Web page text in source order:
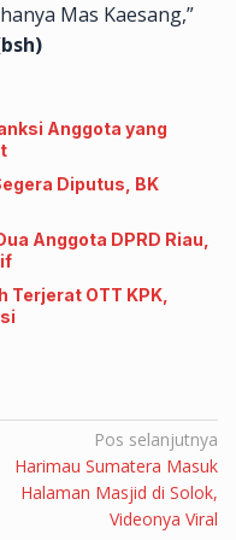
Mas Kaesang,”
Anggota yang
Diputus, BK
Anggota DPRD Riau,
Terjerat OTT KPK,
Pos selanjutnya
Harimau Sumatera Masuk
Halaman Masjid di Solok,
Videonya Viral